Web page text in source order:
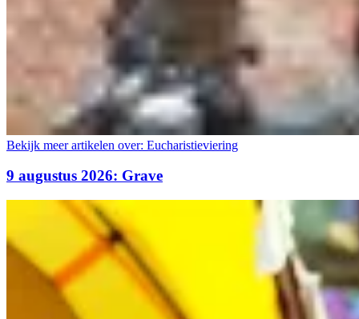
Bekijk meer artikelen over: Eucharistieviering
9 augustus 2026: Grave